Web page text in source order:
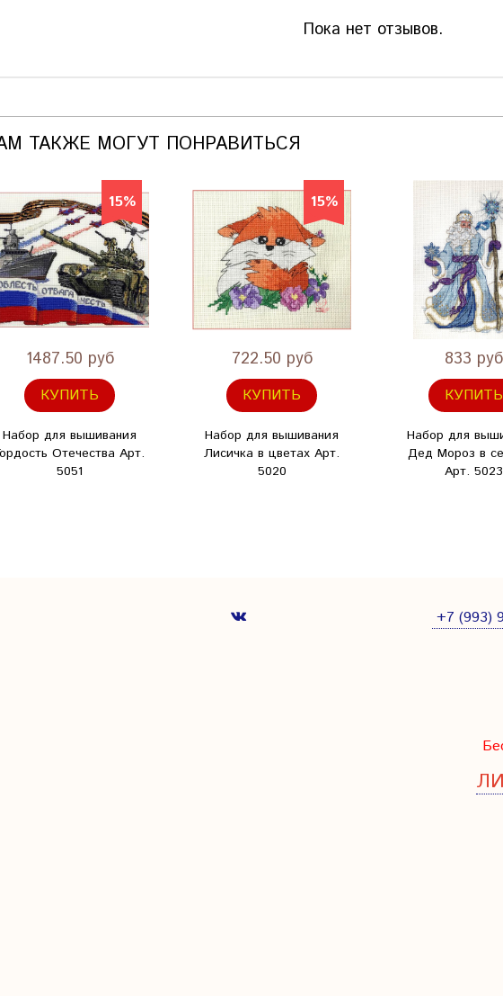
Пока нет отзывов.
ТАКЖЕ МОГУТ ПОНРАВИТЬСЯ
15%
1487.50 руб
КУПИТЬ
Набор для вышивания
Отечества Арт.
5051
15%
722.50 руб
КУПИТЬ
Набор для вышивания
Лисичка в цветах Арт.
5020
833 руб
КУПИТЬ
Набор для
Дед Мороз в
Арт. 5023
+7 (993)